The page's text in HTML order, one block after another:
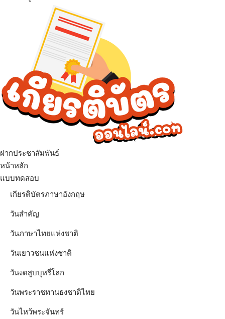
ฝากประชาสัมพันธ์
เมนู
หน้าหลัก
แบบทดสอบ
เกียรติบัตรภาษาอังกฤษ
วันสำคัญ
วันภาษาไทยแห่งชาติ
วันเยาวชนแห่งชาติ
วันงดสูบบุหรี่โลก
วันพระราชทานธงชาติไทย
วันไหว้พระจันทร์​